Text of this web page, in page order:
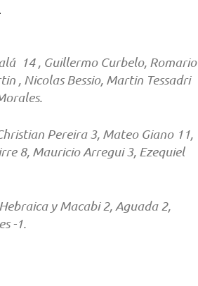
14 , Guillermo Curbelo, Romario
, Nicolas Bessio, Martin Tessadri
Pereira 3, Mateo Giano 11,
8, Mauricio Arregui 3, Ezequiel
y Macabi 2, Aguada 2,
-1.